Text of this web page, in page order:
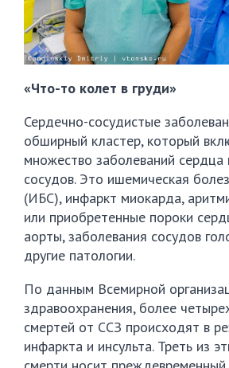
«Что-то колет в груди»
Сердечно-сосудистые
обширный кластер, который
множество заболеваний сердца
сосудов. Это ишемическая
(ИБС), инфаркт миокарда,
или приобретенные пороки
аорты, заболевания сосудов
другие патологии.
По данным Всемирной
здравоохранения, более
смертей от ССЗ происходят в
инфаркта и инсульта. Треть из